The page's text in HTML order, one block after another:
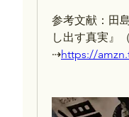
参考文献：田
し出す真実』
⇢https://